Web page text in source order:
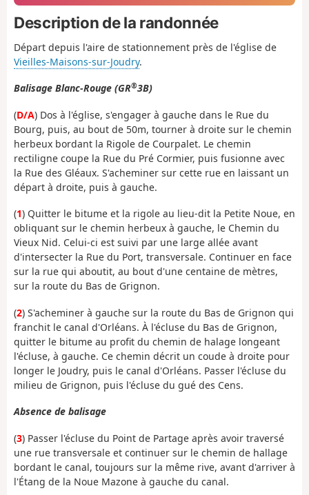
Description de la randonnée
Départ depuis l'aire de stationnement près de l'église de
Vieilles-Maisons-sur-Joudry.
Balisage Blanc-Rouge (GR®3B)
(D/A) Dos à l'église, s'engager à gauche dans le Rue du
Bourg, puis, au bout de 50m, tourner à droite sur le chemin
herbeux bordant la Rigole de Courpalet. Le chemin
rectiligne coupe la Rue du Pré Cormier, puis fusionne avec
la Rue des Gléaux. S'acheminer sur cette rue en laissant un
départ à droite, puis à gauche.
(1) Quitter le bitume et la rigole au lieu-dit la Petite Noue, en
obliquant sur le chemin herbeux à gauche, le Chemin du
Vieux Nid. Celui-ci est suivi par une large allée avant
d'intersecter la Rue du Port, transversale. Continuer en face
sur la rue qui aboutit, au bout d'une centaine de mètres,
sur la route du Bas de Grignon.
(2) S'acheminer à gauche sur la route du Bas de Grignon qui
franchit le canal d'Orléans. À l'écluse du Bas de Grignon,
quitter le bitume au profit du chemin de halage longeant
l'écluse, à gauche. Ce chemin décrit un coude à droite pour
longer le Joudry, puis le canal d'Orléans. Passer l'écluse du
milieu de Grignon, puis l'écluse du gué des Cens.
Absence de balisage
(3) Passer l'écluse du Point de Partage après avoir traversé
une rue transversale et continuer sur le chemin de hallage
bordant le canal, toujours sur la même rive, avant d'arriver à
l'Étang de la Noue Mazone à gauche du canal.